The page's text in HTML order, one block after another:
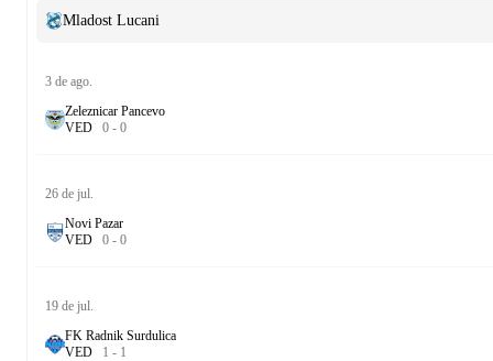
Mladost Lucani
3 de ago.
Zeleznicar Pancevo
VED 0 - 0
26 de jul.
Novi Pazar
VED 0 - 0
19 de jul.
FK Radnik Surdulica
VED 1 - 1